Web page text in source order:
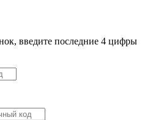
введите последние 4 цифры